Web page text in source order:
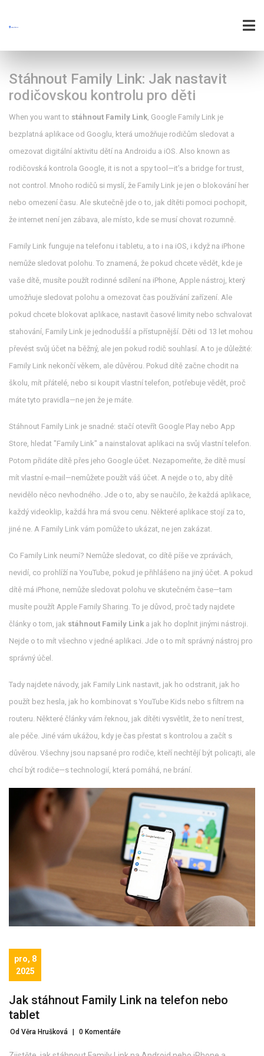
Stáhnout Family Link: Jak nastavit
rodičovskou kontrolu pro děti
When you want to stáhnout Family Link, Google Family Link je
bezplatná aplikace od Googlu, která umožňuje rodičům sledovat a
omezovat digitální aktivitu dětí na Androidu a iOS. Also known as
rodičovská kontrola Google, it is not a spy tool—it’s a bridge for trust,
not control. Mnoho rodičů si myslí, že Family Link je jen o blokování her
nebo omezení času. Ale skutečně jde o to, jak dítěti pomoci pochopit,
že internet není jen zábava, ale místo, kde se musí chovat rozumně.
Family Link funguje na telefonu i tabletu, a to i na iOS, i když na iPhone
nemůže sledovat polohu. To znamená, že pokud chcete vědět, kde je
vaše dítě, musíte použít rodinné sdílení na iPhone, Apple nástroj, který
umožňuje sledovat polohu a omezovat čas používání zařízení. Ale
pokud chcete blokovat aplikace, nastavit časové limity nebo schvalovat
stahování, Family Link je jednodušší a přístupnější. Děti od 13 let mohou
převést svůj účet na běžný, ale jen pokud rodič souhlasí. A to je důležité:
Family Link nekončí věkem, ale důvěrou. Pokud dítě začne chodit na
školu, mít přátelé, nebo si koupit vlastní telefon, potřebuje vědět, proč
máte tyto pravidla—ne jen že je máte.
Stáhnout Family Link je snadné: stačí otevřít Google Play nebo App
Store, hledat "Family Link" a nainstalovat aplikaci na svůj vlastní telefon.
Potom přidáte dítě přes jeho Google účet. Nezapomeňte, že dítě musí
mít vlastní e-mail—nemůžete použít váš účet. A nejde o to, aby dítě
nevidělo něco nevhodného. Jde o to, aby se naučilo, že každá aplikace,
každý videoklip, každá hra má svou cenu. Některé aplikace stojí za to,
jiné ne. A Family Link vám pomůže to ukázat, ne jen zakázat.
Co Family Link neumí? Nemůže sledovat, co dítě píše ve zprávách,
nevidí, co prohlíží na YouTube, pokud je přihlášeno na jiný účet. A pokud
dítě má iPhone, nemůže sledovat polohu ve skutečném čase—tam
musíte použít Apple Family Sharing. To je důvod, proč tady najdete
články o tom, jak stáhnout Family Link a jak ho doplnit jinými nástroji.
Nejde o to mít všechno v jedné aplikaci. Jde o to mít správný nástroj pro
správný účel.
Tady najdete návody, jak Family Link nastavit, jak ho odstranit, jak ho
použít bez hesla, jak ho kombinovat s YouTube Kids nebo s filtrem na
routeru. Některé články vám řeknou, jak dítěti vysvětlit, že to není trest,
ale péče. Jiné vám ukážou, kdy je čas přestat s kontrolou a začít s
důvěrou. Všechny jsou napsané pro rodiče, kteří nechtějí být policajti, ale
chcí být rodiče—s technologií, která pomáhá, ne brání.
pro, 8
2025
Jak stáhnout Family Link na telefon nebo
tablet
Od Věra Hrušková 0 Komentáře